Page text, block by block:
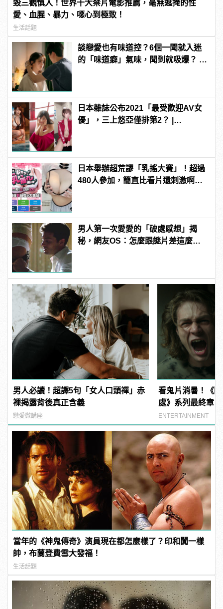
毀三觀慎入！世界十大禁片電影推薦，毫無遮掩的性
愛、血腥、暴力、噁心到極致！
生活話題
談戀愛也有味道控？6個一聞就入迷
的「味道癖」氣味，聞到就吸爆？ |
日本雜誌公布2021「最受歡迎AV女
優」，三上悠亞僅排第2？ |
日本舉辦超荒謬「乳搖大賽」！超過
480人參加，簡直比看片還刺激啊！ |
男人第一次愛愛的「破處感想」揭
秘，網友OS：怎麼跟謎片差這麼
男人必讀！超譯5句「女人口頭禪」赤
裸揭露背後真正含義
戀愛微講座
看鬼片消暑！《
處》系列最終章
決！
ENTERTAINMENT
當年的《神鬼傳奇》演員現在都怎麼樣了？印和闐一樣
帥，布蘭登費雪大發福！
生活話題